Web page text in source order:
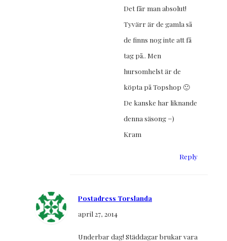
Det får man absolut!
Tyvärr är de gamla så
de finns nog inte att få
tag på.. Men
hursomhelst är de
köpta på Topshop 🙂
De kanske har liknande
denna säsong =)
Kram
Reply
Postadress Torslanda
april 27, 2014
Underbar dag! Städdagar brukar vara